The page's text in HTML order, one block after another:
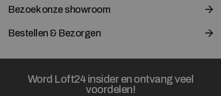
Bezoek onze showroom
Bestellen & Bezorgen
Word Loft24 insider en ontvang veel
voordelen!